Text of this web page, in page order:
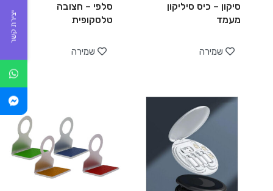
סיקון – כיס סיליקון
מעמד
שמירה
סלפי – חצובה
טלסקופית
שמירה
יצירת קשר